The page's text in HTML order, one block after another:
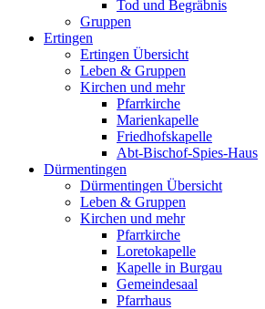
Tod und Begräbnis
Gruppen
Ertingen
Ertingen Übersicht
Leben & Gruppen
Kirchen und mehr
Pfarrkirche
Marienkapelle
Friedhofskapelle
Abt-Bischof-Spies-Haus
Dürmentingen
Dürmentingen Übersicht
Leben & Gruppen
Kirchen und mehr
Pfarrkirche
Loretokapelle
Kapelle in Burgau
Gemeindesaal
Pfarrhaus